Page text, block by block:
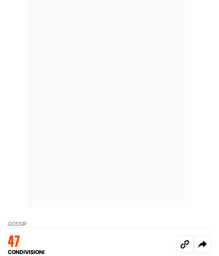
GOSSIP
47
CONDIVISIONI